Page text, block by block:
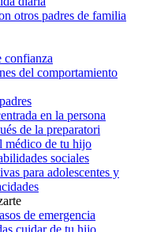
otros padres de familia
confianza
del comportamiento
en la persona
de la preparatori
médico de tu hijo
sociales
para adolescentes y
de emergencia
cuidar de tu hijo